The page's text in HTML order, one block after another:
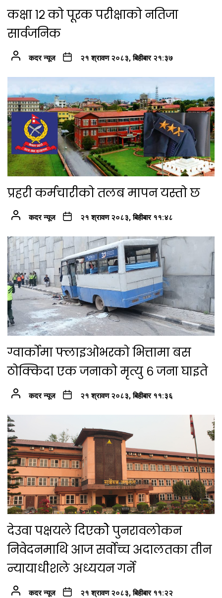
कक्षा १२ को पूरक परीक्षाको नतिजा
सार्वजनिक
कदर न्यूज २१ श्रावण २०८३, बिहीबार २१:३७
प्रहरी कर्मचारीको तलब मापन यस्तो छ
कदर न्यूज २१ श्रावण २०८३, बिहीबार ११:४८
ग्वार्कोमा फ्लाइओभरको भित्तामा बस
ठोक्किदा एक जनाको मृत्यु ६ जना घाइते
कदर न्यूज २१ श्रावण २०८३, बिहीबार ११:३६
देउवा पक्षयले दिएकोे पुनरावलोकन
निवेदनमाथि आज सर्वोच्च अदालतका तीन
न्यायाधीशले अध्ययन गर्ने
कदर न्यूज २१ श्रावण २०८३, बिहीबार ११:२२